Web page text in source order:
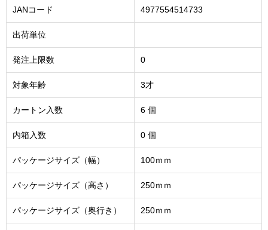
JANコード 4977554514733
出荷単位
発注上限数 0
対象年齢 3才
カートン入数 6 個
内箱入数 0 個
パッケージサイズ（幅） 100ｍｍ
パッケージサイズ（高さ） 250ｍｍ
パッケージサイズ（奥行き） 250ｍｍ